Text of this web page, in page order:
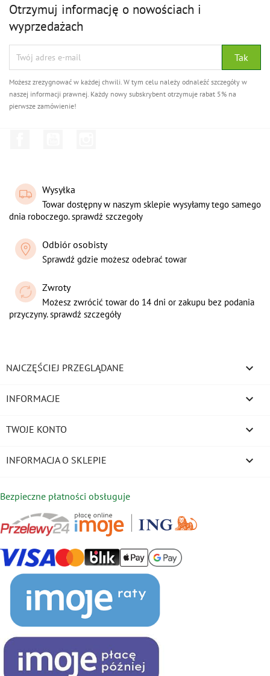
Otrzymuj informację o nowościach i
wyprzedażach
Możesz zrezygnować w każdej chwili. W tym celu należy odnaleźć szczegóły w
naszej informacji prawnej. Każdy nowy subskrybent otrzymuje rabat 5% na
pierwsze zamówienie!
Wysyłka
Towar dostępny w naszym sklepie wysyłamy tego samego
dnia roboczego. sprawdź szczegoły
Odbiór osobisty
Sprawdź gdzie możesz odebrać towar
Zwroty
Możesz zwrócić towar do 14 dni or zakupu bez podania
przyczyny. sprawdź szczegóły
NAJCZĘŚCIEJ PRZEGLĄDANE 
INFORMACJE 
TWOJE KONTO 
INFORMACJA O SKLEPIE keyboard_arrow_down
Bezpieczne płatności obsługuje